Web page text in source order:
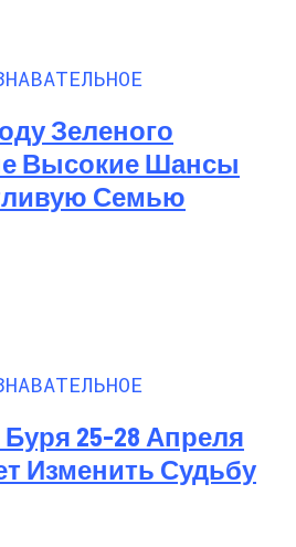
Зеленого
Высокие Шансы
Семью
25-28 Апреля
Изменить Судьбу